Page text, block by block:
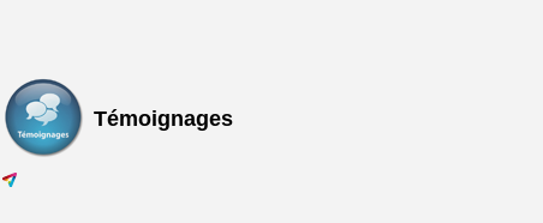
Témoignages